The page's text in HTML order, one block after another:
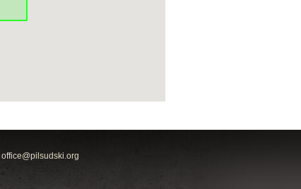
office@pilsudski.org